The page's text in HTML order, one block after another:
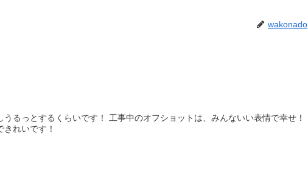
wakonado
るっとするくらいです！ 工事中のオフショットは、みんないい表情で幸せ！
れいです！